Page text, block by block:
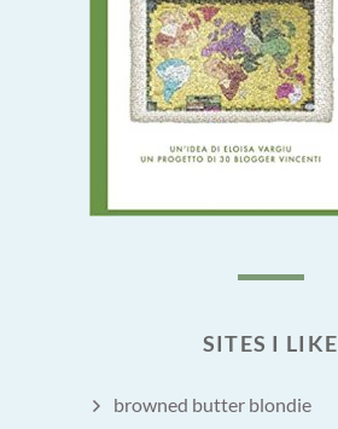
SITES I LIKE
browned butter blondie